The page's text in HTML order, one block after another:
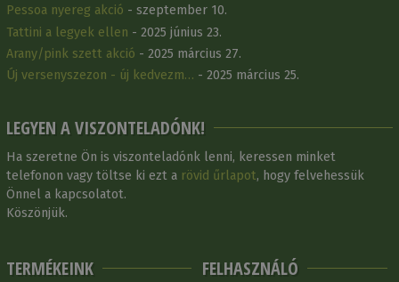
Pessoa nyereg akció - szeptember 10.
Tattini a legyek ellen - 2025 június 23.
Arany/pink szett akció - 2025 március 27.
Új versenyszezon - új kedvezm… - 2025 március 25.
LEGYEN A VISZONTELADÓNK!
Ha szeretne Ön is viszonteladónk lenni, keressen minket
telefonon vagy töltse ki ezt a rövid űrlapot, hogy felvehessük
Önnel a kapcsolatot.
Köszönjük.
TERMÉKEINK FELHASZNÁLÓ